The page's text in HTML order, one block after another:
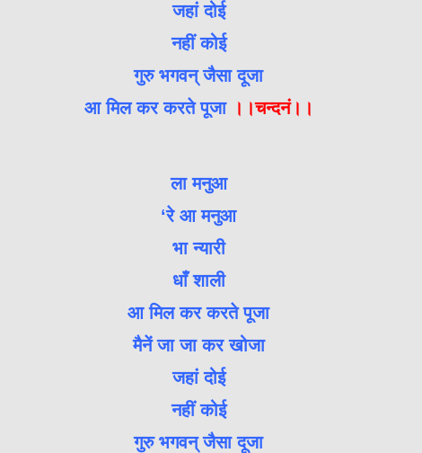
जहां दोई
नहीं कोई
गुरु भगवन् जैसा दूजा
आ मिल कर करते पूजा।।चन्दनं।।
ला मनुआ
‘रे आ मनुआ
भा न्यारी
धाँ शाली
आ मिल कर करते पूजा
मैनें जा जा कर खोजा
जहां दोई
नहीं कोई
गुरु भगवन् जैसा दूजा